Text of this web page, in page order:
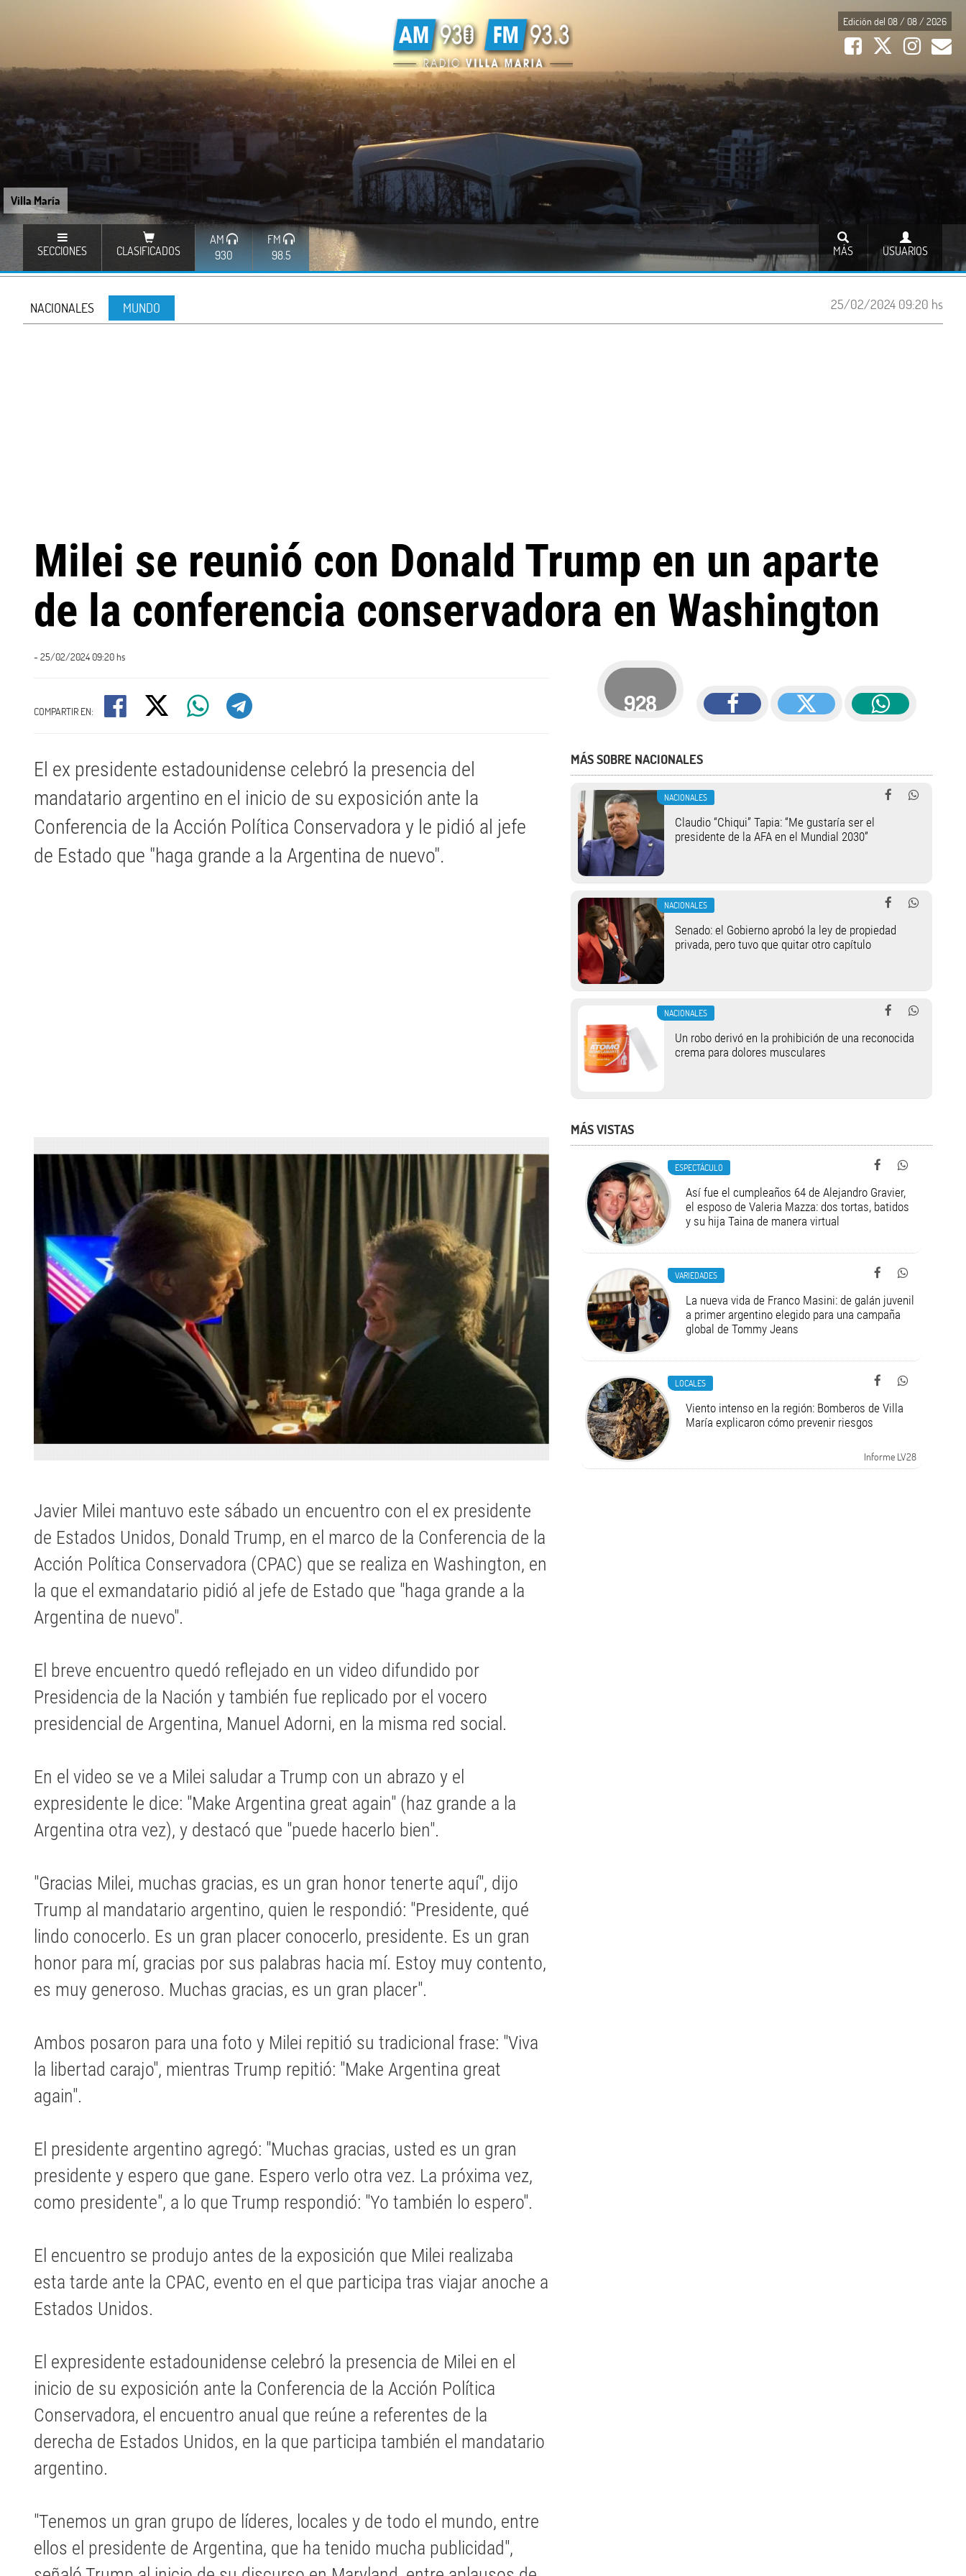
Villa María
Edición del 08 / 08 / 2026
SECCIONES CLASIFICADOS
AM
930
FM
98.5
USUARIOS
MÁS
25/02/2024 09:20 hs
NACIONALES MUNDO
Milei se reunió con Donald Trump en un aparte
de la conferencia conservadora en Washington
- 25/02/2024 09:20 hs
COMPARTIR EN:
El ex presidente estadounidense celebró la presencia del
mandatario argentino en el inicio de su exposición ante la
Conferencia de la Acción Política Conservadora y le pidió al jefe
de Estado que "haga grande a la Argentina de nuevo".
Javier Milei mantuvo este sábado un encuentro con el ex presidente
de Estados Unidos, Donald Trump, en el marco de la Conferencia de la
Acción Política Conservadora (CPAC) que se realiza en Washington, en
la que el exmandatario pidió al jefe de Estado que "haga grande a la
Argentina de nuevo".
El breve encuentro quedó reflejado en un video difundido por
Presidencia de la Nación y también fue replicado por el vocero
presidencial de Argentina, Manuel Adorni, en la misma red social.
En el video se ve a Milei saludar a Trump con un abrazo y el
expresidente le dice: "Make Argentina great again" (haz grande a la
Argentina otra vez), y destacó que "puede hacerlo bien".
"Gracias Milei, muchas gracias, es un gran honor tenerte aquí", dijo
Trump al mandatario argentino, quien le respondió: "Presidente, qué
lindo conocerlo. Es un gran placer conocerlo, presidente. Es un gran
honor para mí, gracias por sus palabras hacia mí. Estoy muy contento,
es muy generoso. Muchas gracias, es un gran placer".
Ambos posaron para una foto y Milei repitió su tradicional frase: "Viva
la libertad carajo", mientras Trump repitió: "Make Argentina great
again".
El presidente argentino agregó: "Muchas gracias, usted es un gran
presidente y espero que gane. Espero verlo otra vez. La próxima vez,
como presidente", a lo que Trump respondió: "Yo también lo espero".
El encuentro se produjo antes de la exposición que Milei realizaba
esta tarde ante la CPAC, evento en el que participa tras viajar anoche a
Estados Unidos.
El expresidente estadounidense celebró la presencia de Milei en el
inicio de su exposición ante la Conferencia de la Acción Política
Conservadora, el encuentro anual que reúne a referentes de la
derecha de Estados Unidos, en la que participa también el mandatario
argentino.
"Tenemos un gran grupo de líderes, locales y de todo el mundo, entre
ellos el presidente de Argentina, que ha tenido mucha publicidad",
928
MÁS SOBRE NACIONALES
NACIONALES
Claudio “Chiqui” Tapia: “Me gustaría ser el
presidente de la AFA en el Mundial 2030”
NACIONALES
Senado: el Gobierno aprobó la ley de propiedad
privada, pero tuvo que quitar otro capítulo
NACIONALES
Un robo derivó en la prohibición de una reconocida
crema para dolores musculares
MÁS VISTAS
ESPECTÁCULO
Así fue el cumpleaños 64 de Alejandro Gravier,
el esposo de Valeria Mazza: dos tortas, batidos
y su hija Taina de manera virtual
VARIEDADES
La nueva vida de Franco Masini: de galán juvenil
a primer argentino elegido para una campaña
global de Tommy Jeans
LOCALES
Viento intenso en la región: Bomberos de Villa
María explicaron cómo prevenir riesgos
Informe LV28